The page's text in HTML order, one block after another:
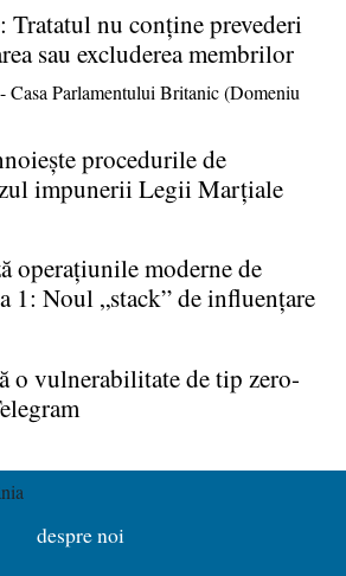
nu conţine prevederi
sau excluderea membrilor
procedurile de
impunerii Legii Marţiale
operaţiunile moderne de
1: Noul „stack” de influenţare
o vulnerabilitate de tip zero-
despre noi